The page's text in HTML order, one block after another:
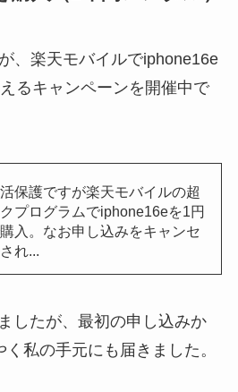
、楽天モバイルでiphone16e
るキャンペーンを開催中で
保護ですが楽天モバイルの超
クプログラムでiphone16eを1円
入。なお申し込みをキャンセ
れ...
したが、最初の申し込みか
私の手元にも届きました。